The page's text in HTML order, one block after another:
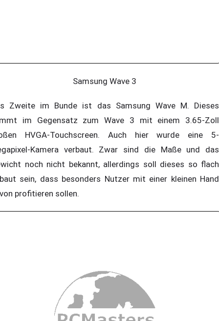
Samsung Wave 3
Zweite im Bunde ist das Samsung Wave M. Dieses
im Gegensatz zum Wave 3 mit einem 3.65-Zoll
HVGA-Touchscreen. Auch hier wurde eine 5-
Kamera verbaut. Zwar sind die Maße und das
noch nicht bekannt, allerdings soll dieses so flach
sein, dass besonders Nutzer mit einer kleinen Hand
profitieren sollen.